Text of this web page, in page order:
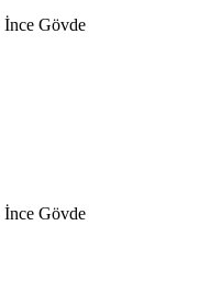
İnce Gövde
İnce Gövde